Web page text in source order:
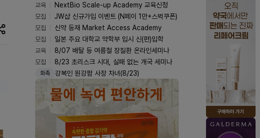
교육
NextBio Scale-up Academy 교육신청
모집
JW샵 신규가입 이벤트 (N페이 1만+스벅쿠폰)
모집
신약 등재 Market Access Academy
모집
일본 주요 대학교 약학부 입시 신(편)입학
교육
8/07 배탈 등 여름철 장질환 온라인세미나
모집
8/23 초리스크 시대, 실패 없는 개국 세미나
화촉 강복인 원강팜 사장 차녀(8/23)